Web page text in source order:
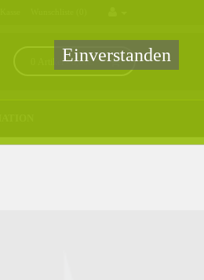
0 Artikel - 0,00€ *
Einverstanden